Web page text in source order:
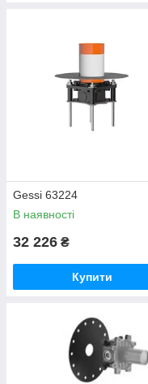
Gessi 63224
В наявності
32 226 ₴
Купити